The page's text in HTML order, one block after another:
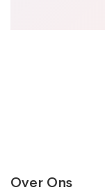
Over Ons